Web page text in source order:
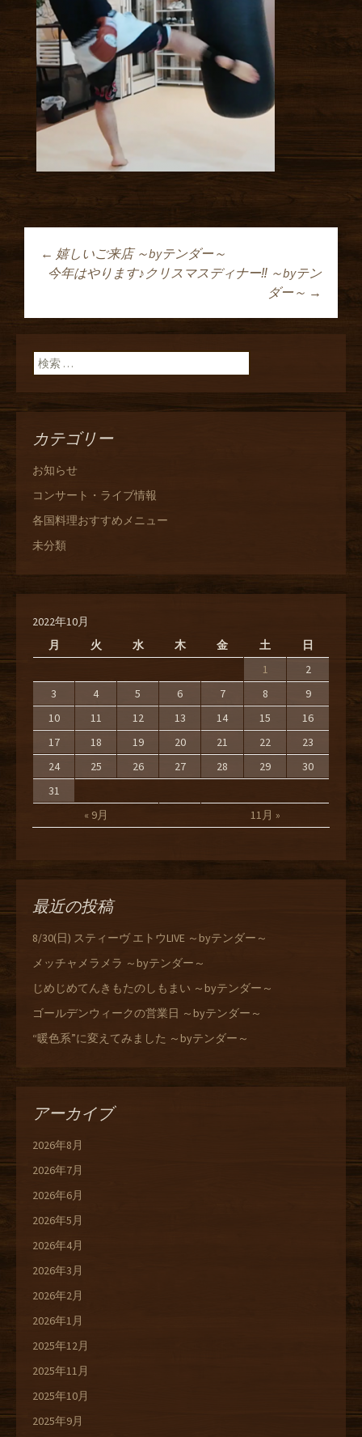
投稿ナビゲーショ
ン
← 嬉しいご来店 ～byテンダー～
今年はやります♪クリスマスディナー‼ ～byテン
ダー～ →
検索:
カテゴリー
お知らせ
コンサート・ライブ情報
各国料理おすすめメニュー
未分類
2022年10月
月
火 水 木 金 土 日
« 9月 11月 »
1
2
3
4 5 6 7 8
9
10
11 12 13 14 15
16
17
18 19 20 21 22
23
24
25 26 27 28 29
30
31
最近の投稿
8/30(日) スティーヴ エトウLIVE ～byテンダー～
メッチャメラメラ ～byテンダー～
じめじめてんきもたのしもまい ～byテンダー～
ゴールデンウィークの営業日 ～byテンダー～
“暖色系”に変えてみました ～byテンダー～
アーカイブ
2026年8月
2026年7月
2026年6月
2026年5月
2026年4月
2026年3月
2026年2月
2026年1月
2025年12月
2025年11月
2025年10月
2025年9月